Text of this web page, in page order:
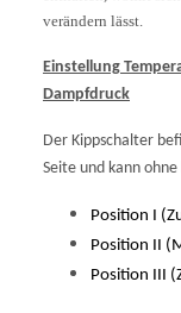
verändern lässt.
Einstellung
Dampfdruck
Der Kippschalter
Seite und kann
Position I
Position II
Position III